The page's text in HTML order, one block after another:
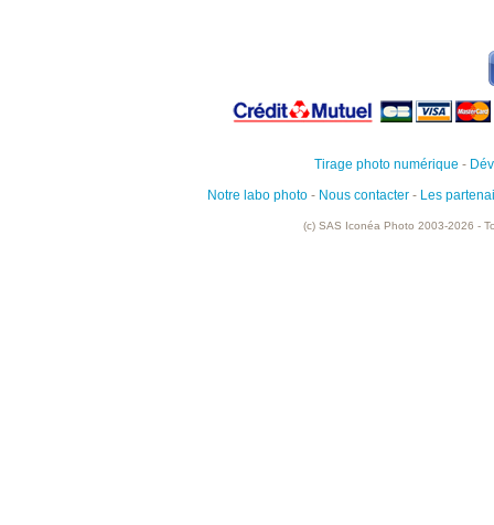
Tirage photo numérique -
Notre labo photo - Nous contacter - Les
(c) SAS Iconéa Photo 2003-2026 -